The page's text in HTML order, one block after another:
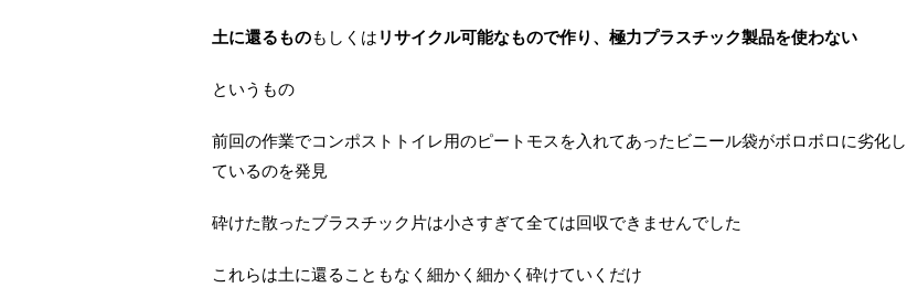
土に還るものもしくは リサイクル可能なもので作り、極力プラスチック製品を使わない
というもの
前回の作業でコンポストトイレ用のピートモスを入れてあったビニール袋がボロボロに劣化し
ているのを発見
砕けた散ったブラスチック片は小さすぎて全ては回収できませんでした
これらは土に還ることもなく細かく細かく砕けていくだけ